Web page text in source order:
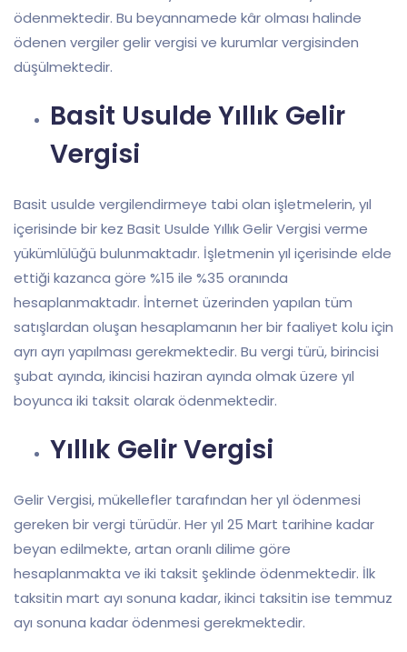
ödenmektedir. Bu beyannamede kâr olması halinde
ödenen vergiler gelir vergisi ve kurumlar vergisinden
düşülmektedir.
Basit Usulde Yıllık Gelir
Vergisi
Basit usulde vergilendirmeye tabi olan işletmelerin, yıl
içerisinde bir kez Basit Usulde Yıllık Gelir Vergisi verme
yükümlülüğü bulunmaktadır. İşletmenin yıl içerisinde elde
ettiği kazanca göre %15 ile %35 oranında
hesaplanmaktadır. İnternet üzerinden yapılan tüm
satışlardan oluşan hesaplamanın her bir faaliyet kolu için
ayrı ayrı yapılması gerekmektedir. Bu vergi türü, birincisi
şubat ayında, ikincisi haziran ayında olmak üzere yıl
boyunca iki taksit olarak ödenmektedir.
Yıllık Gelir Vergisi
Gelir Vergisi, mükellefler tarafından her yıl ödenmesi
gereken bir vergi türüdür. Her yıl 25 Mart tarihine kadar
beyan edilmekte, artan oranlı dilime göre
hesaplanmakta ve iki taksit şeklinde ödenmektedir. İlk
taksitin mart ayı sonuna kadar, ikinci taksitin ise temmuz
ayı sonuna kadar ödenmesi gerekmektedir.